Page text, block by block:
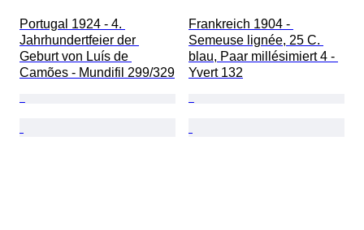
Portugal 1924 - 4.
Jahrhundertfeier der
Geburt von Luís de
Camões - Mundifil 299/329
Frankreich 1904 -
Semeuse lignée, 25 C.
blau, Paar millésimiert 4 -
Yvert 132